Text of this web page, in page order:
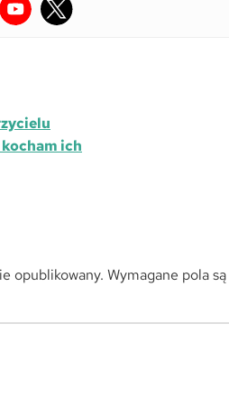
ich
opublikowany. Wymagane pola